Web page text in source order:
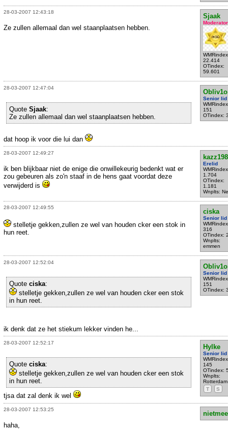
28-03-2007 12:43:18
Sjaak
Moderator
22.414
OTindex:
59.601
Ze zullen allemaal dan wel staanplaatsen hebben.
28-03-2007 12:47:04
Senior lid
151
OTindex:
Quote Sjaak:
Ze zullen allemaal dan wel staanplaatsen hebben.
dat hoop ik voor die lui dan
28-03-2007 12:49:27
Erelid
1.704
OTindex:
1.181
Wnplts:
ik ben blijkbaar niet de enige die onwillekeurig bedenkt wat er
zou gebeuren als zo'n staaf in de hens gaat voordat deze
verwijderd is
28-03-2007 12:49:55
ciska
Senior lid
316
OTindex:
Wnplts:
emmen
stelletje gekken,zullen ze wel van houden cker een stok in
hun reet.
28-03-2007 12:52:04
Senior lid
151
OTindex:
Quote ciska:
stelletje gekken,zullen ze wel van houden cker een stok
in hun reet.
ik denk dat ze het stiekum lekker vinden he...
28-03-2007 12:52:17
Hylke
Senior lid
145
OTindex:
Wnplts:
Rotterdam
T
S
Quote ciska:
stelletje gekken,zullen ze wel van houden cker een stok
in hun reet.
tjsa dat zal denk ik wel
28-03-2007 12:53:25
haha,